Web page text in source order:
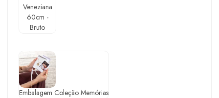
Veneziana
60cm -
Bruto
Embalagem Coleção Memórias